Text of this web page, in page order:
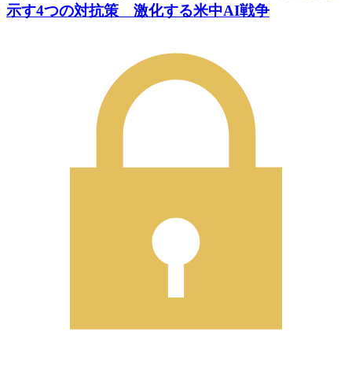
示す4つの対抗策 激化する米中AI戦争